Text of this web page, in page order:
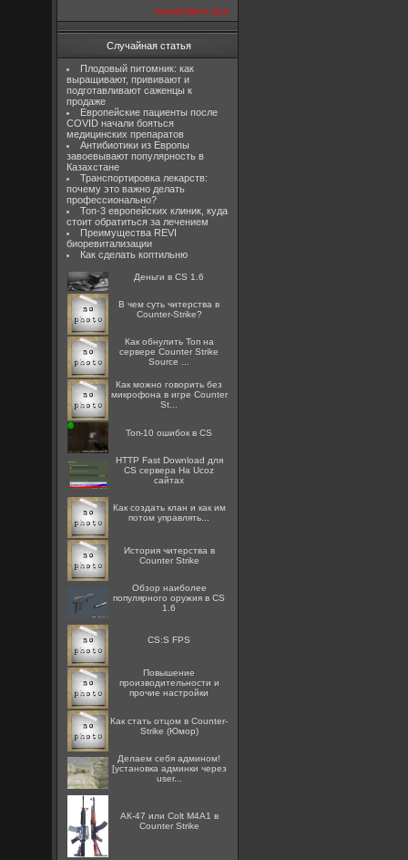
посмотреть все
Случайная статья
Плодовый питомник: как
выращивают, прививают и
подготавливают саженцы к
продаже
Европейские пациенты после
COVID начали бояться
медицинских препаратов
Антибиотики из Европы
завоевывают популярность в
Казахстане
Транспортировка лекарств:
почему это важно делать
профессионально?
Топ-3 европейских клиник, куда
стоит обратиться за лечением
Преимущества REVI
биоревитализации
Как сделать коптильню
Деньги в CS 1.6
В чем суть читерства в
Counter-Strike?
Как обнулить Топ на
сервере Counter Strike
Source ...
Как можно говорить без
микрофона в игре Counter
St...
Топ-10 ошибок в CS
HTTP Fast Download для
CS сервера На Ucoz
сайтах
Как создать клан и как им
потом управлять...
История читерства в
Counter Strike
Обзор наиболее
популярного оружия в CS
1.6
CS:S FPS
Повышение
производительности и
прочие настройки
Как стать отцом в Counter-
Strike (Юмор)
Делаем себя админом!
[установка админки через
user...
АК-47 или Colt M4A1 в
Counter Strike